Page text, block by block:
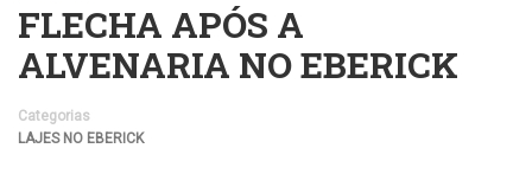
FLECHA APÓS A
ALVENARIA NO EBERICK
Categorias
LAJES NO EBERICK